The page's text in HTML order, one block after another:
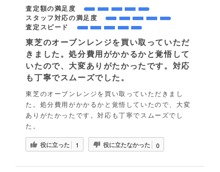
査定額の満足度
スタッフ対応の満足度
査定スピード
東芝のオーブンレンジを買い取っていただ
きました。処分費用がかかるかと覚悟して
いたので、大変ありがたかったです。対応
も丁寧でスムーズでした。
東芝のオーブンレンジを買い取っていただきまし
た。処分費用がかかるかと覚悟していたので、大変
ありがたかったです。対応も丁寧でスムーズでし
た。
役に立った 1 役に立たなかった 0